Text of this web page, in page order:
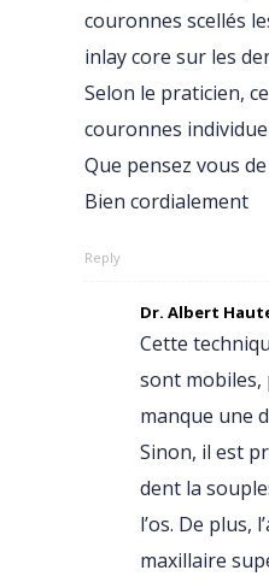
couronnes scellés
inlay core sur les
Selon le praticien,
couronnes
Que pensez vous
Bien cordialement
Reply
Dr. Albert
Cette
sont mobiles,
manque une
Sinon, il est
dent la
l’os. De plus,
maxillaire